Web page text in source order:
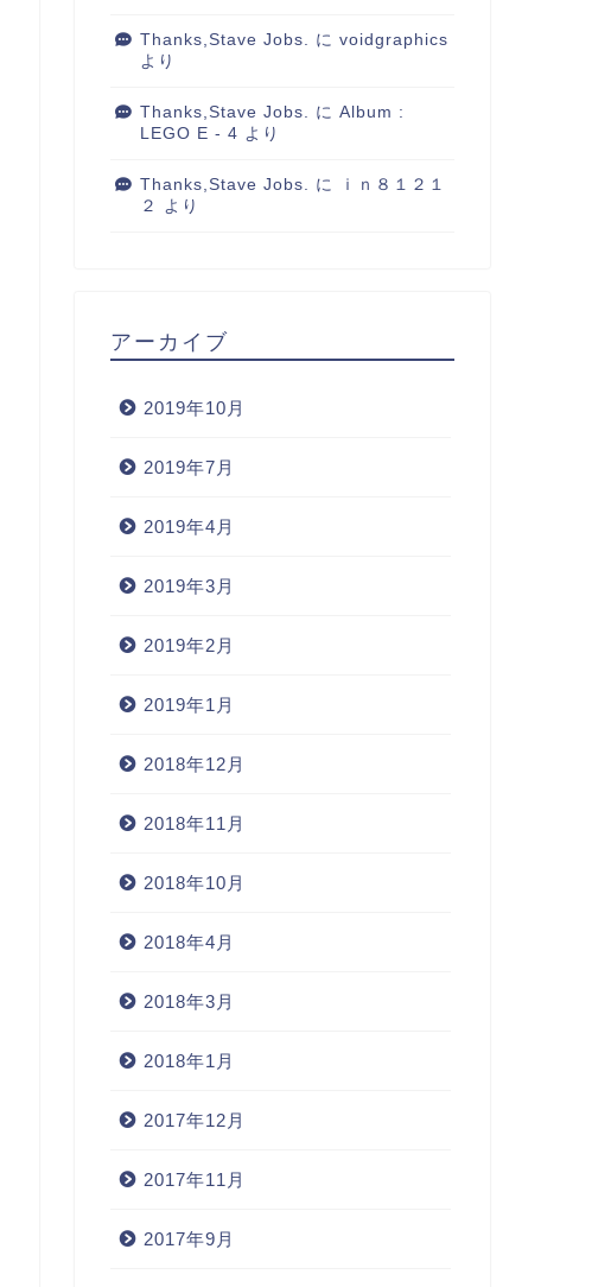
Thanks,Stave Jobs. に voidgraphics
より
Thanks,Stave Jobs. に Album :
LEGO E - 4 より
Thanks,Stave Jobs. に
ｉｎ８１２１
２
より
アーカイブ
2019年10月
2019年7月
2019年4月
2019年3月
2019年2月
2019年1月
2018年12月
2018年11月
2018年10月
2018年4月
2018年3月
2018年1月
2017年12月
2017年11月
2017年9月